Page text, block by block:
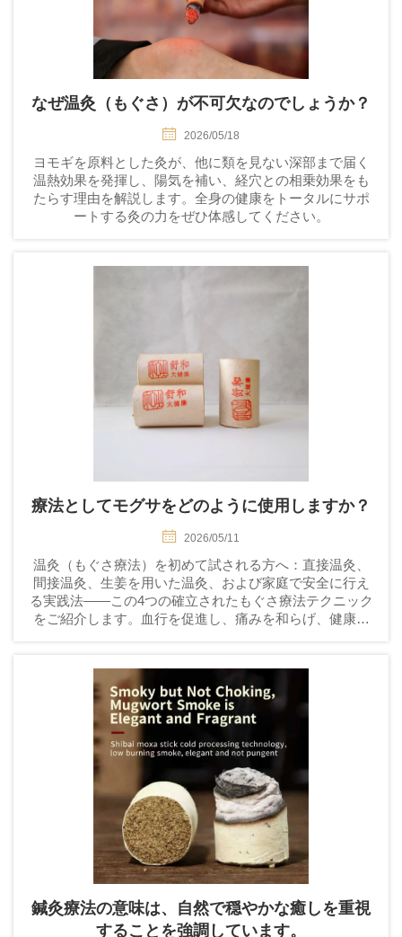
なぜ温灸（もぐさ）が不可欠なのでしょうか？
2026/05/18
ヨモギを原料とした灸が、他に類を見ない深部まで届く
温熱効果を発揮し、陽気を補い、経穴との相乗効果をも
たらす理由を解説します。全身の健康をトータルにサポ
ートする灸の力をぜひ体感してください。
療法としてモグサをどのように使用しますか？
2026/05/11
温灸（もぐさ療法）を初めて試される方へ：直接温灸、
間接温灸、生姜を用いた温灸、および家庭で安全に行え
る実践法——この4つの確立されたもぐさ療法テクニック
をご紹介します。血行を促進し、痛みを和らげ、健康状
鍼灸療法の意味は、自然で穏やかな癒しを重視
することを強調しています。